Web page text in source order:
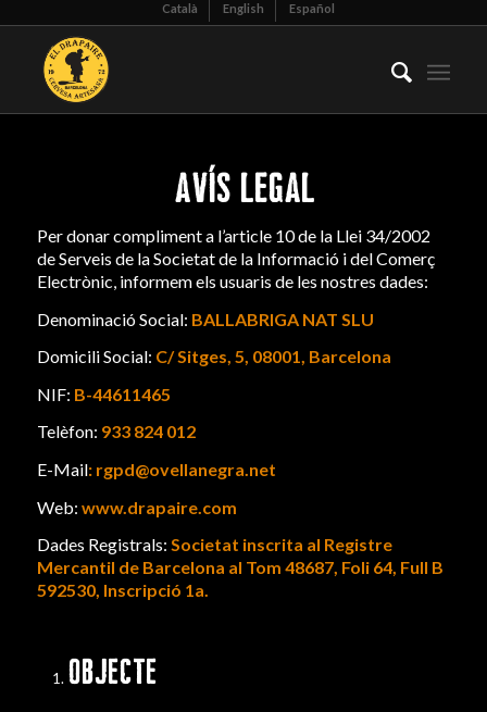
Català English Español
AVÍS LEGAL
Per donar compliment a l’article 10 de la Llei 34/2002
de Serveis de la Societat de la Informació i del Comerç
Electrònic, informem els usuaris de les nostres dades:
Denominació Social: BALLABRIGA NAT SLU
Domicili Social: C/Sitges, 5, 08001, Barcelona
NIF: B-44611465
Telèfon: 933 824 012
E-Mail: rgpd@ovellanegra.net
Web: www.drapaire.com
Dades Registrals: Societat inscrita al Registre
Mercantil de Barcelona al Tom 48687, Foli 64, Full B
592530, Inscripció 1a.
OBJECTE